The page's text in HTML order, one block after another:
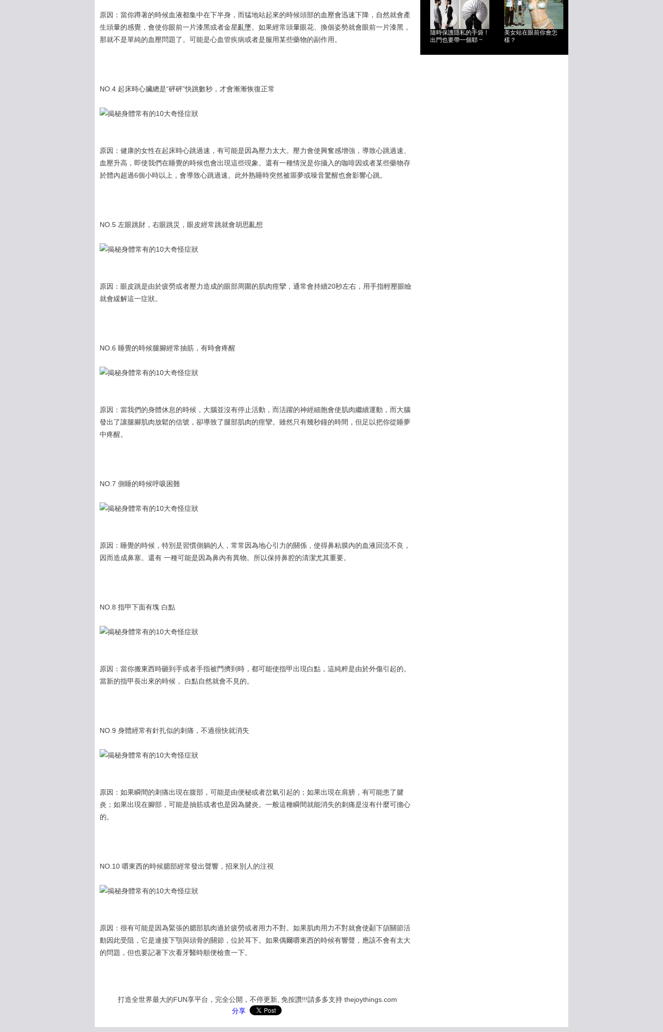
隨時保護隱私的手袋！
出門也要帶一個耶 ~
美女站在眼前你會怎
樣？
原因：當你蹲著的時候血液都集中在下半身，而猛地站起來的時候頭部的血壓會迅速下降，自然就會產
生頭暈的感覺，會使你眼前一片漆黑或者金星亂墜。如果經常頭暈眼花、換個姿勢就會眼前一片漆黑，
那就不是單純的血壓問題了。可能是心血管疾病或者是服用某些藥物的副作用。
NO.4 起床時心臟總是“砰砰”快跳數秒，才會漸漸恢復正常
原因：健康的女性在起床時心跳過速，有可能是因為壓力太大。壓力會使興奮感增強，導致心跳過速、
血壓升高，即使我們在睡覺的時候也會出現這些現象。還有一種情況是你攝入的咖啡因或者某些藥物存
於體內超過6個小時以上，會導致心跳過速。此外熟睡時突然被噩夢或噪音驚醒也會影響心跳。
NO.5 左眼跳財，右眼跳災，眼皮經常跳就會胡思亂想
原因：眼皮跳是由於疲勞或者壓力造成的眼部周圍的肌肉痙攣，通常會持續20秒左右，用手指輕壓眼瞼
就會緩解這一症狀。
NO.6 睡覺的時候腿腳經常抽筋，有時會疼醒
原因：當我們的身體休息的時候，大腦並沒有停止活動，而活躍的神經細胞會使肌肉繼續運動，而大腦
發出了讓腿腳肌肉放鬆的信號，卻導致了腿部肌肉的痙攣。雖然只有幾秒鐘的時間，但足以把你從睡夢
中疼醒。
NO.7 側睡的時候呼吸困難
原因：睡覺的時候，特別是習慣側躺的人，常常因為地心引力的關係，使得鼻粘膜內的血液回流不良，
因而造成鼻塞。還有 一種可能是因為鼻內有異物。所以保持鼻腔的清潔尤其重要。
NO.8 指甲下面有塊 白點
原因：當你搬東西時砸到手或者手指被門擠到時，都可能使指甲出現白點，這純粹是由於外傷引起的。
當新的指甲長出來的時候， 白點自然就會不見的。
NO.9 身體經常有針扎似的刺痛，不過很快就消失
原因：如果瞬間的刺痛出現在腹部，可能是由便秘或者岔氣引起的；如果出現在肩膀，有可能患了腱
炎；如果出現在腳部，可能是抽筋或者也是因為腱炎。一般這種瞬間就能消失的刺痛是沒有什麼可擔心
的。
NO.10 嚼東西的時候腮部經常發出聲響，招來別人的注視
原因：很有可能是因為緊張的腮部肌肉過於疲勞或者用力不對。如果肌肉用力不對就會使顳下頜關節活
動因此受阻，它是連接下顎與頭骨的關節，位於耳下。如果偶爾嚼東西的時候有響聲，應該不會有太大
的問題，但也要記著下次看牙醫時順便檢查一下。
打造全世界最大的FUN享平台，完全公開，不停更新, 免按讚!!!請多多支持 thejoythings.com
分享